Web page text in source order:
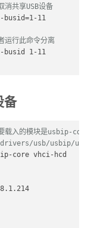
消共享USB设备
11
运行此命令分离
busid 1-11
备
要载入的模块是usbip-
usb/usbip/
core vhci-hcd